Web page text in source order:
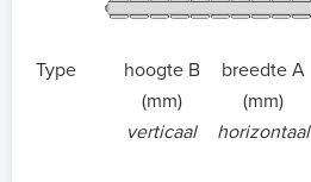
Type
hoogte B
(mm)
breedte A
(mm)
verticaal horizontaal